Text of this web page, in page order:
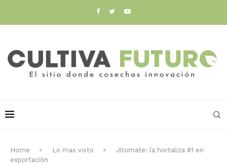
Home Lo mas visto
Jitomate: la hortaliza #1 en
exportación